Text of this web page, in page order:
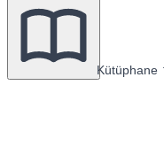
Kütüphane